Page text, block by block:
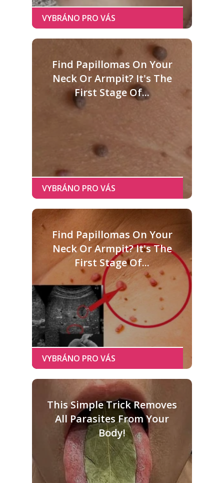
Find Papillomas On Your
Neck Or Armpit? It's The
First Stage Of...
Find Papillomas On Your
Neck Or Armpit? It's The
First Stage Of...
This Simple Trick Removes
All Parasites From Your
Body!